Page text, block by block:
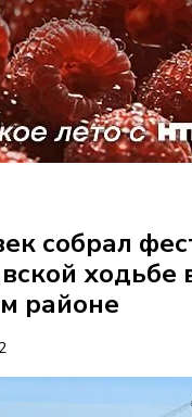
собрал
ходьбе
районе